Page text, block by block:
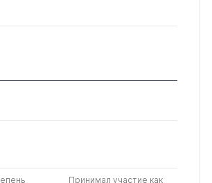
Принимал участие как